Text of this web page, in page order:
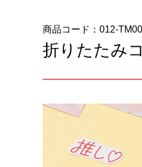
商品コード：012-
折りたたみ